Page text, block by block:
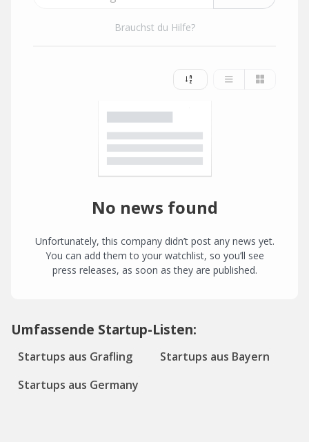
Brauchst du Hilfe?
No news found
Unfortunately, this company didn’t post any news yet.
You can add them to your watchlist, so you’ll see
press releases, as soon as they are published.
Umfassende Startup-Listen:
Startups aus Grafling
Startups aus Bayern
Startups aus Germany